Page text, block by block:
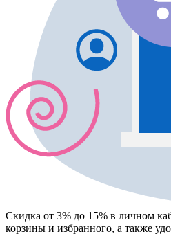
Скидка от 3% до 15% в личном
корзины и избранного, а также